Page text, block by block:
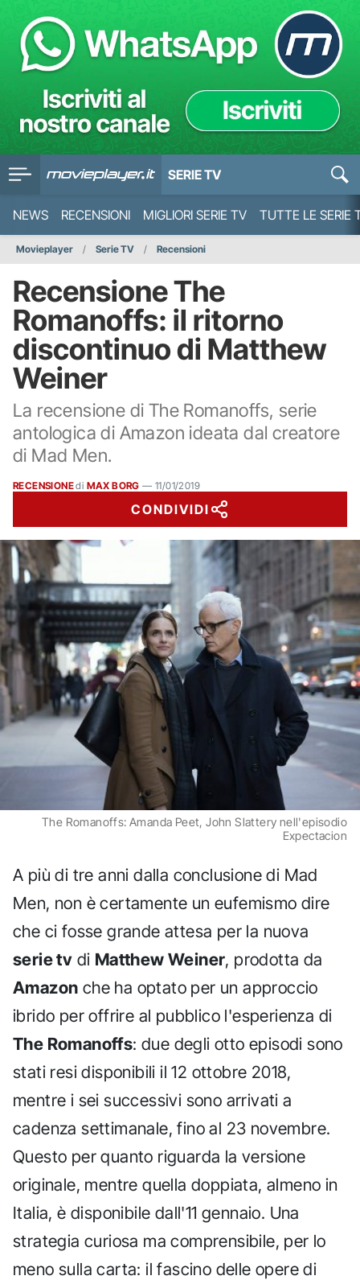
SERIE TV
NEWS RECENSIONI MIGLIORI SERIE TV TUTTE LE SERIE
Movieplayer Serie TV Recensioni
Recensione The
Romanoffs: il ritorno
discontinuo di Matthew
Weiner
La recensione di The Romanoffs, serie
antologica di Amazon ideata dal creatore
di Mad Men.
RECENSIONEdi MAX BORG —11/01/2019
CONDIVIDI
The Romanoffs: Amanda Peet, John Slattery nell'episodio
Expectacion
A più di tre anni dalla conclusione di Mad
Men, non è certamente un eufemismo dire
che ci fosse grande attesa per la nuova
serie tv di Matthew Weiner, prodotta da
Amazon che ha optato per un approccio
ibrido per offrire al pubblico l'esperienza di
The Romanoffs: due degli otto episodi sono
stati resi disponibili il 12 ottobre 2018,
mentre i sei successivi sono arrivati a
cadenza settimanale, fino al 23 novembre.
Questo per quanto riguarda la versione
originale, mentre quella doppiata, almeno in
Italia, è disponibile dall'11 gennaio. Una
strategia curiosa ma comprensibile, per lo
meno sulla carta: il fascino delle opere di